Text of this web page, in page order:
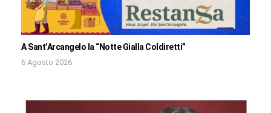
A Sant’Arcangelo la “Notte Gialla Coldiretti”
6 Agosto 2026